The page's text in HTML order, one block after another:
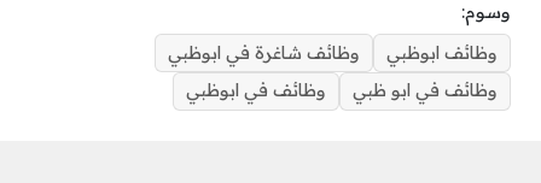
وسوم:
وظائف ابوظبي
وظائف شاغرة في ابوظبي
وظائف في ابو ظبي
وظائف في ابوظبي